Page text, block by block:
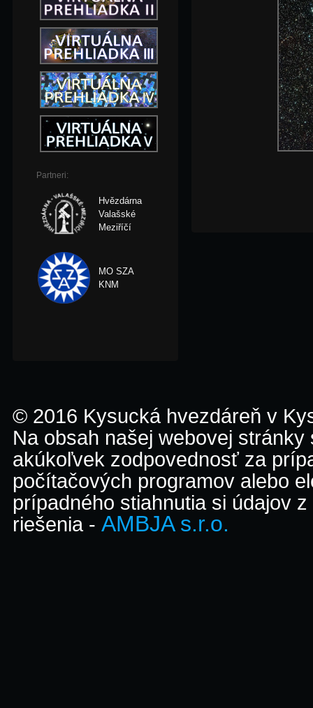
Partneri:
Hvězdárna
Valašské
Meziříčí
MO SZA
KNM
© 2016 Kysucká hvezdáreň v
Na obsah našej webovej
akúkoľvek zodpovednosť za
počítačových programov alebo
prípadného stiahnutia si údajov
riešenia - AMBJA s.r.o.